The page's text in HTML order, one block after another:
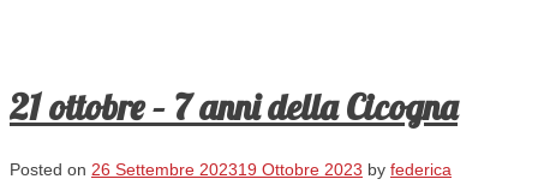
21 ottobre – 7 anni della Cicogna
Posted on 26 Settembre 202319 Ottobre 2023 by federica